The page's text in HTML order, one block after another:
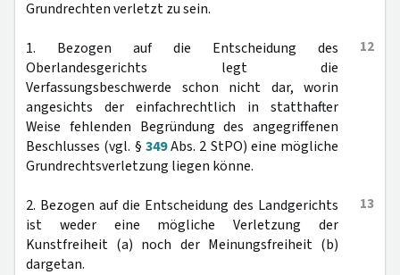
Grundrechten verletzt zu sein.
12
1. Bezogen auf die Entscheidung des
Oberlandesgerichts legt die
Verfassungsbeschwerde schon nicht dar, worin
angesichts der einfachrechtlich in statthafter
Weise fehlenden Begründung des angegriffenen
Beschlusses (vgl. § 349Abs. 2 StPO) eine mögliche
Grundrechtsverletzung liegen könne.
13
2. Bezogen auf die Entscheidung des Landgerichts
ist weder eine mögliche Verletzung der
Kunstfreiheit (a) noch der Meinungsfreiheit (b)
dargetan.